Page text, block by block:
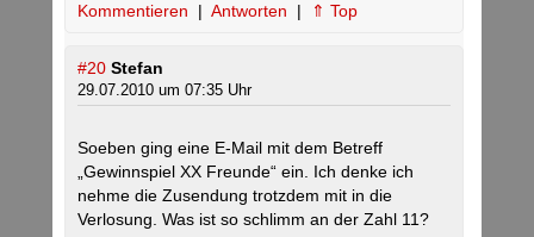
Kommentieren | Antworten | ⇑ Top
#20 Stefan
29.07.2010 um 07:35 Uhr
Soeben ging eine E-Mail mit dem Betreff
„Gewinnspiel XX Freunde“ ein. Ich denke ich
nehme die Zusendung trotzdem mit in die
Verlosung. Was ist so schlimm an der Zahl 11?